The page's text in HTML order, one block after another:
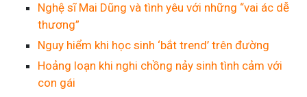
Nghệ sĩ Mai Dũng và tình yêu với những “vai ác dễ
thương”
Nguy hiểm khi học sinh ‘bắt trend’ trên đường
Hoảng loạn khi nghi chồng nảy sinh tình cảm với
con gái